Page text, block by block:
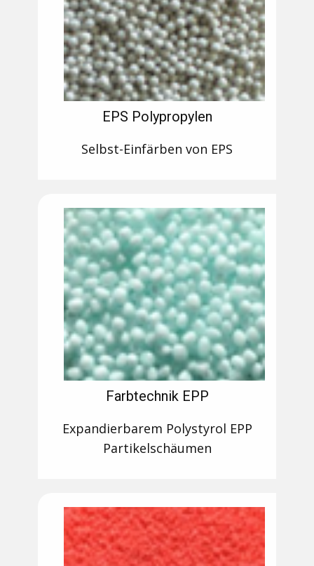
EPS Polypropylen
Selbst-Einfärben von EPS
Farbtechnik EPP
Expandierbarem Polystyrol EPP
Partikelschäumen